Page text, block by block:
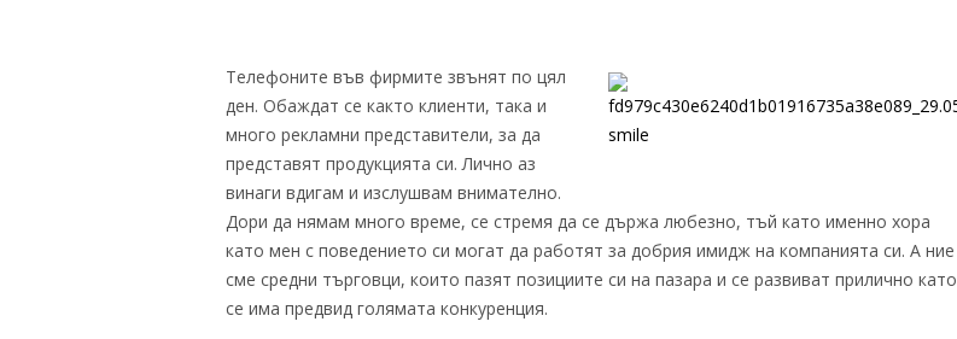
Телефоните във фирмите звънят по цял
ден. Обаждат се както клиенти, така и
много рекламни представители, за да
представят продукцията си. Лично аз
винаги вдигам и изслушвам внимателно.
Дори да нямам много време, се стремя да се държа любезно, тъй като именно хора
като мен с поведението си могат да работят за добрия имидж на компанията си. А ние
сме средни търговци, които пазят позициите си на пазара и се развиват прилично като
се има предвид голямата конкуренция.